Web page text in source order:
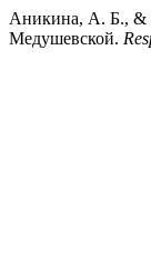
Аникина, А. Б., &
Медушевской.